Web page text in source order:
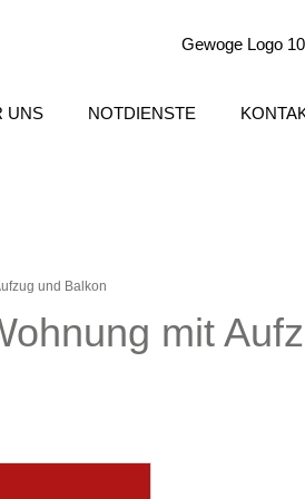
UNS NOTDIENSTE
und Balkon
mit